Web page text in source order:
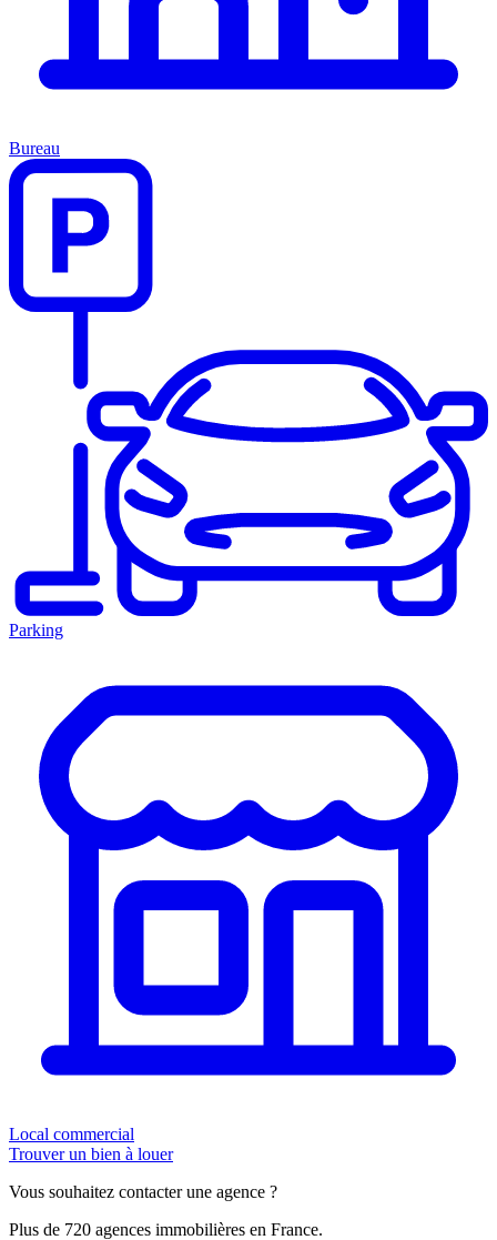
Bureau
Parking
Local commercial
Trouver un bien à louer
Vous souhaitez contacter une agence ?
Plus de 720 agences immobilières en France.